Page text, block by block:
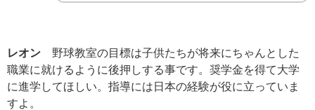
レオン 野球教室の目標は子供たちが将来にちゃんとした
職業に就けるように後押しする事です。奨学金を得て大学
に進学してほしい。指導には日本の経験が役に立っていま
すよ。